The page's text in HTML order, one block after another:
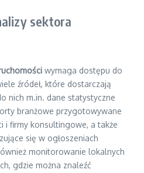
sektora
wymaga dostępu do
źródeł, które dostarczają
nich m.in. dane statystyczne
branżowe przygotowywane
i firmy konsultingowe, a także
się w ogłoszeniach
monitorowanie lokalnych
gdzie można znaleźć